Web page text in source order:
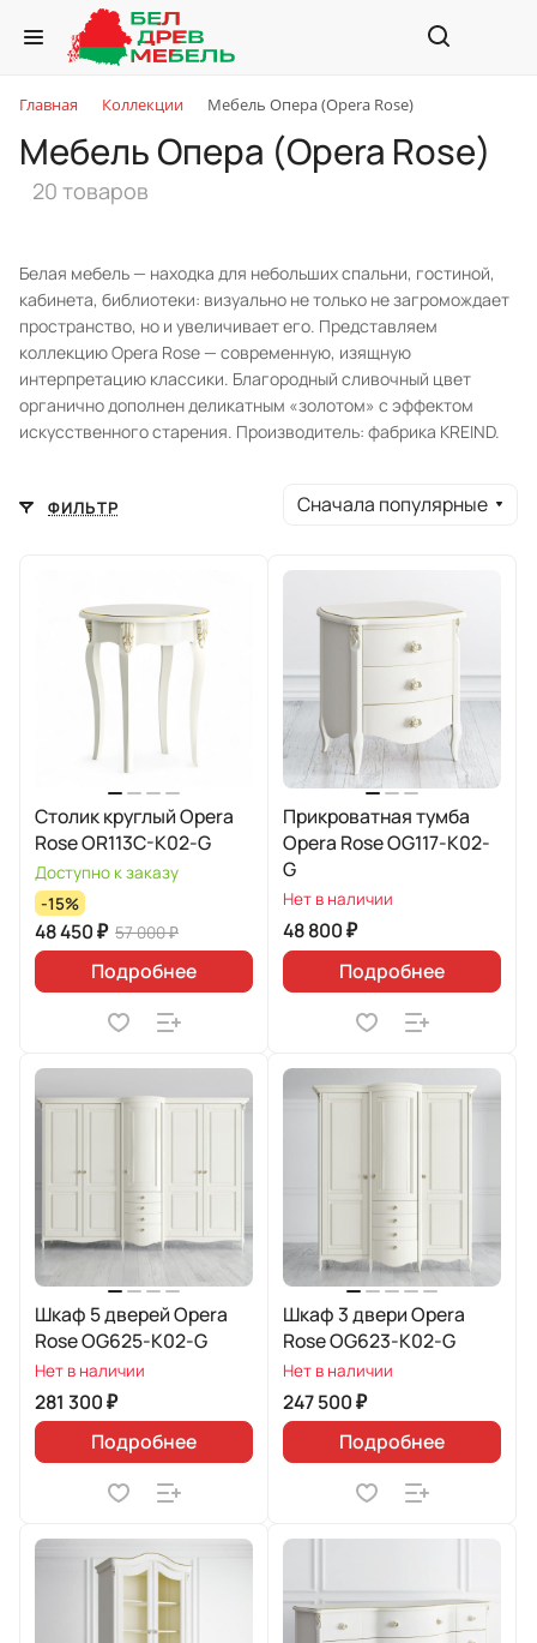
Главная Коллекции Мебель Опера (Opera Rose)
Мебель Опера (Opera Rose)
20 товаров
Белая мебель — находка для небольших спальни, гостиной,
кабинета, библиотеки: визуально не только не загромождает
пространство, но и увеличивает его. Представляем
коллекцию Opera Rose — современную, изящную
интерпретацию классики. Благородный сливочный цвет
органично дополнен деликатным «золотом» с эффектом
искусственного старения. Производитель: фабрика KREIND.
ФИЛЬТР Сначала популярные
Столик круглый Opera
Rose OR113C-K02-G
Доступно к заказу
-15%
48 450 ₽ 57 000 ₽
Подробнее
Прикроватная тумба
Opera Rose OG117-K02-
G
Нет в наличии
48 800 ₽
Подробнее
Шкаф 5 дверей Opera
Rose OG625-K02-G
Нет в наличии
281 300 ₽
Подробнее
Шкаф 3 двери Opera
Rose OG623-K02-G
Нет в наличии
247 500 ₽
Подробнее